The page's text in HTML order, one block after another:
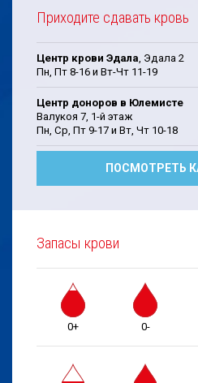
Приходите сдавать кровь
Центр крови Эдала , Эдала 2
Пн, Пт 8-16 и Вт-Чт 11-19
Центр доноров в Юлемисте
Валукоя 7, 1-й этаж
Пн, Cp, Пт 9-17 и Bт, Чт 10-18
ПОСМОТРЕТЬ
Запасы крови
0+ 0-